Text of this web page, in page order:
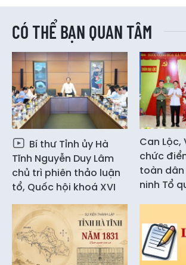
CÓ THỂ BẠN QUAN TÂM
Bí thư Tỉnh ủy Hà
Tĩnh Nguyễn Duy Lâm
chủ trì phiên thảo luận
tổ, Quốc hội khoá XVI
Can Lộc,
chức
toàn
ninh Tổ